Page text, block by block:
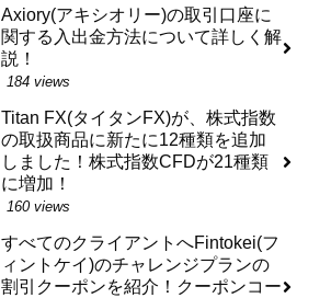
Axiory(アキシオリー)の取引口座に
関する入出金方法について詳しく解
説！
184 views
Titan FX(タイタンFX)が、株式指数
の取扱商品に新たに12種類を追加
しました！株式指数CFDが21種類
に増加！
160 views
すべてのクライアントへFintokei(フ
ィントケイ)のチャレンジプランの
割引クーポンを紹介！クーポンコー